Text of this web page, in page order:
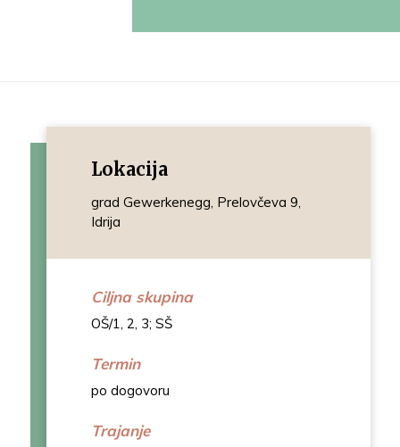
Lokacija
grad Gewerkenegg, Prelovčeva 9,
Idrija
Ciljna skupina
OŠ/1, 2, 3; SŠ
Termin
po dogovoru
Trajanje